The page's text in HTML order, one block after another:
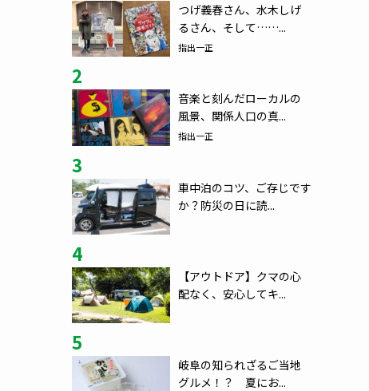
つげ義春さん、水木しげ
るさん、そして……...
指出一正
2
音楽と刻んだローカルの
風景、関係人口の真...
指出一正
3
車中泊のコツ、ご存じです
か？防災の日に読...
4
【アウトドア】クマの心
配なく、安心してキ...
5
岐阜の知られざるご当地
グルメ！？ 夏にお...